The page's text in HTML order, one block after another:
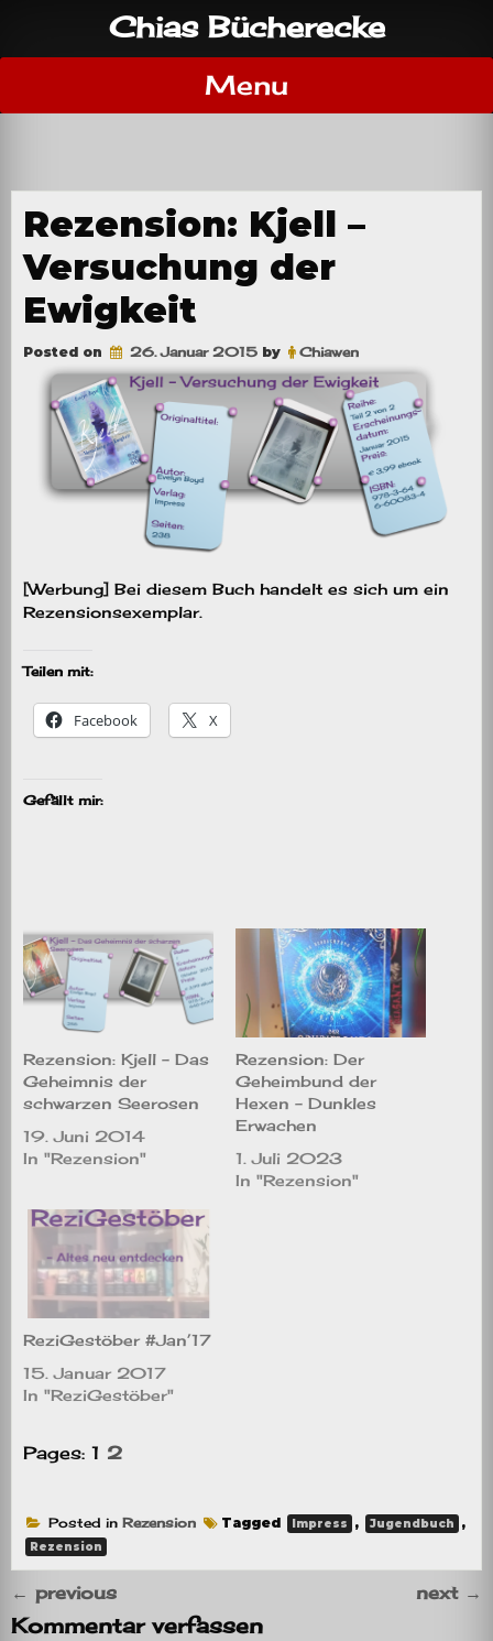
content
Chias Bücherecke
Menu
Rezension: Kjell –
Versuchung der
Ewigkeit
Posted on 26. Januar 2015 by Chiawen
[Werbung] Bei diesem Buch handelt es sich um ein
Rezensionsexemplar.
Teilen mit:
Facebook X
Gefällt mir:
Rezension: Kjell – Das
Geheimnis der
schwarzen Seerosen
19. Juni 2014
In "Rezension"
Rezension: Der
Geheimbund der
Hexen – Dunkles
Erwachen
1. Juli 2023
In "Rezension"
ReziGestöber #Jan’17
15. Januar 2017
In "ReziGestöber"
Pages: 1 2
Posted in Rezension Tagged Impress , Jugendbuch ,
Rezension
← previous next →
Kommentar verfassen